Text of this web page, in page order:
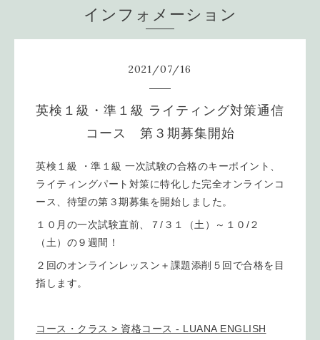
インフォメーション
2021/07/16
英検１級・準１級 ライティング対策通信
コース 第３期募集開始
英検１級 ・準１級 一次試験の合格のキーポイント、
ライティングパート対策に特化した完全オンラインコ
ース、待望の第３期募集を開始しました。
１０月の一次試験直前、７/３１（土）～１０/２
（土）の９週間！
２回のオンラインレッスン＋課題添削５回で合格を目
指します。
コース・クラス > 資格コース - LUANA ENGLISH